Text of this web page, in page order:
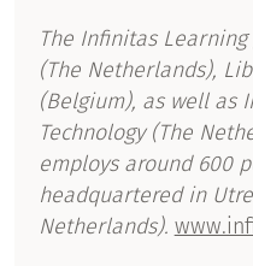
The Infinitas
(The Netherlands),
(Belgium), as well as
Technology (The
employs around 600
headquartered in
Netherlands).